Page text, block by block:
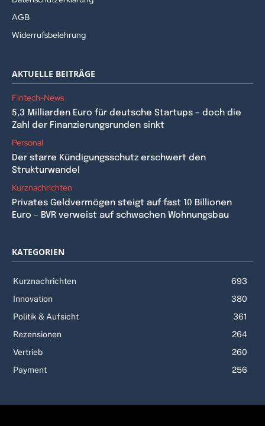
AGB
Widerrufsbelehrung
AKTUELLE BEITRÄGE
Fintech-News
5,3 Milliarden Euro für deutsche Startups – doch die
Zahl der Finanzierungsrunden sinkt
Personal
Der starre Kündigungsschutz erschwert den
Strukturwandel
Kurznachrichten
Privates Geldvermögen steigt auf fast 10 Billionen
Euro – BVR verweist auf schwachen Wohnungsbau
KATEGORIEN
Kurznachrichten
693
Innovation
380
Politik & Aufsicht
361
Rezensionen
264
Vertrieb
260
Payment
256